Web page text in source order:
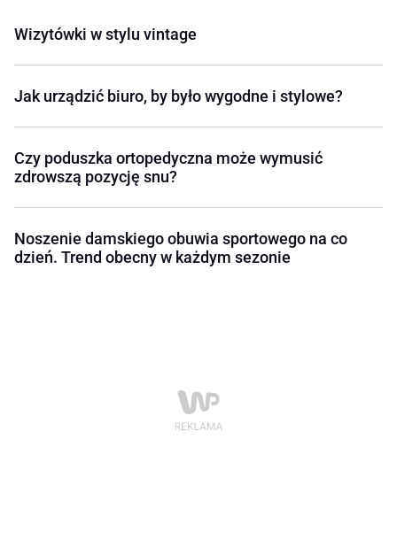
Wizytówki w stylu vintage
Jak urządzić biuro, by było wygodne i stylowe?
Czy poduszka ortopedyczna może wymusić
zdrowszą pozycję snu?
Noszenie damskiego obuwia sportowego na co
dzień. Trend obecny w każdym sezonie